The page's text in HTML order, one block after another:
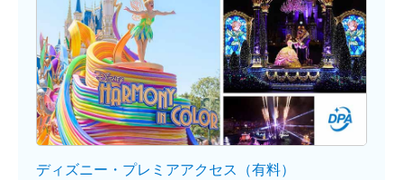
ディズニー・プレミアアクセス（有料）